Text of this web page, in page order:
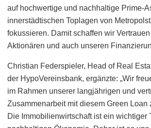
auf hochwertige und nachhaltige Prime-
innerstädtischen Toplagen von
fokussieren. Damit schaffen wir
Aktionären und auch unseren
Christian Federspieler, Head of Real
der HypoVereinsbank, ergänzte: „Wir
im Rahmen unserer langjährigen und
Zusammenarbeit mit diesem Green Loan
Die Immobilienwirtschaft ist ein wichtiger